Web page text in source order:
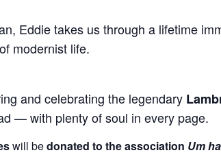
Eddie takes us through a lifetime
modernist life.
and celebrating the legendary
— with plenty of soul in every page.
will bedonated to the association Um